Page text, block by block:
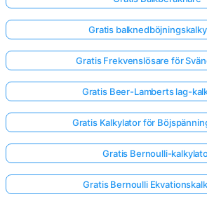
Gratis
Gratis Frekvenslösare för
Gratis Beer-Lamberts lag-
Gratis Kalkylator för
Gratis Bernoulli-
Gratis Bernoulli